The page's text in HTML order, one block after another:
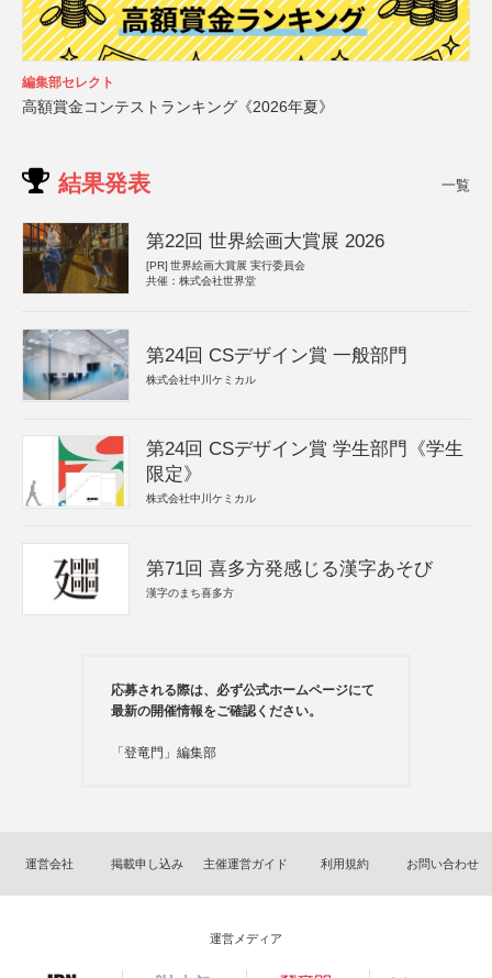
編集部セレクト
高額賞金コンテストランキング《2026年夏》
結果発表 一覧
第22回 世界絵画大賞展 2026
[PR] 世界絵画大賞展 実行委員会
共催：株式会社世界堂
第24回 CSデザイン賞 一般部門
株式会社中川ケミカル
第24回 CSデザイン賞 学生部門《学生
限定》
株式会社中川ケミカル
第71回 喜多方発感じる漢字あそび
漢字のまち喜多方
応募される際は、必ず公式ホームページにて
最新の開催情報をご確認ください。
「登竜門」編集部
運営会社 掲載申し込み 主催運営ガイド 利用規約 お問い合わせ
運営メディア